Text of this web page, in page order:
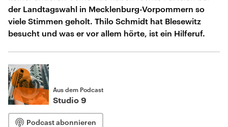
der Landtagswahl in Mecklenburg-Vorpommern so
viele Stimmen geholt. Thilo Schmidt hat Blesewitz
besucht und was er vor allem hörte, ist ein Hilferuf.
Aus dem Podcast
Studio 9
Podcast abonnieren